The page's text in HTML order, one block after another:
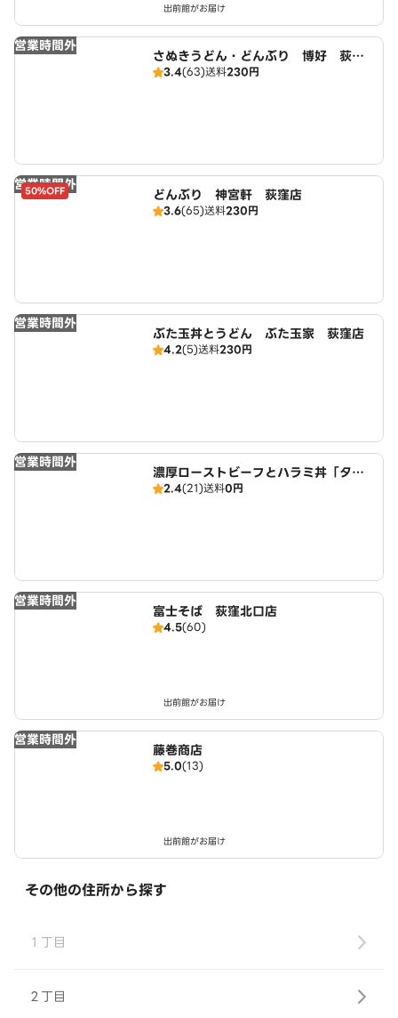
出前館がお届け
営業時間外
さぬきうどん・どんぶり 博好 荻窪
店3.4(63)送料230円
営業時間外
50%OFF どんぶり 神宮軒 荻窪店
3.6(65)送料230円
営業時間外
ぶた玉丼とうどん ぶた玉家 荻窪店
4.2(5)送料230円
営業時間外
濃厚ローストビーフとハラミ丼「タル
ビー」 久我山店
2.4(21)送料0円
営業時間外
富士そば 荻窪北口店
4.5(60)
出前館がお届け
営業時間外
藤巻商店
5.0(13)
出前館がお届け
その他の住所から探す
１丁目
２丁目